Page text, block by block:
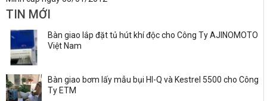
TIN MỚI
Bàn giao lắp đặt tủ hút khí độc cho Công Ty AJINOMOTO
Việt Nam
Bàn giao bơm lấy mẫu bụi HI-Q và Kestrel 5500 cho Công
Ty ETM